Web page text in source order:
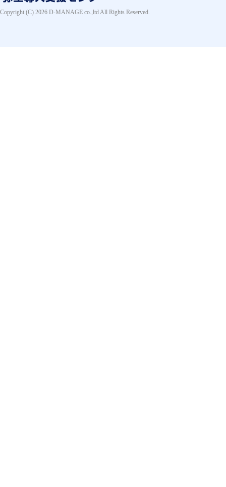
Copyright (C) 2026 D-MANAGE co.,ltd All Rights Reserved.